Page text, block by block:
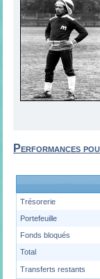
Performances
Trésorerie
Portefeuille
Fonds bloqués
Total
Transferts restants